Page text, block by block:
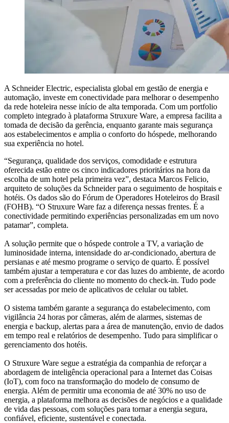
A Schneider Electric, especialista global em gestão de energia e
automação, investe em conectividade para melhorar o desempenho
da rede hoteleira nesse início de alta temporada. Com um portfolio
completo integrado à plataforma Struxure Ware, a empresa facilita a
tomada de decisão da gerência, enquanto garante mais segurança
aos estabelecimentos e amplia o conforto do hóspede, melhorando
sua experiência no hotel.
“Segurança, qualidade dos serviços, comodidade e estrutura
oferecida estão entre os cinco indicadores prioritários na hora da
escolha de um hotel pela primeira vez”, destaca Marcos Felicio,
arquiteto de soluções da Schneider para o seguimento de hospitais e
hotéis. Os dados são do Fórum de Operadores Hoteleiros do Brasil
(FOHB). “O Struxure Ware faz a diferença nessas frentes. É a
conectividade permitindo experiências personalizadas em um novo
patamar”, completa.
A solução permite que o hóspede controle a TV, a variação de
luminosidade interna, intensidade do ar-condicionado, abertura de
persianas e até mesmo programe o serviço de quarto. É possível
também ajustar a temperatura e cor das luzes do ambiente, de acordo
com a preferência do cliente no momento do check-in. Tudo pode
ser acessadas por meio de aplicativos de celular ou tablet.
O sistema também garante a segurança do estabelecimento, com
vigilância 24 horas por câmeras, além de alarmes, sistemas de
energia e backup, alertas para a área de manutenção, envio de dados
em tempo real e relatórios de desempenho. Tudo para simplificar o
gerenciamento dos hotéis.
O Struxure Ware segue a estratégia da companhia de reforçar a
abordagem de inteligência operacional para a Internet das Coisas
(IoT), com foco na transformação do modelo de consumo de
energia. Além de permitir uma economia de até 30% no uso de
energia, a plataforma melhora as decisões de negócios e a qualidade
de vida das pessoas, com soluções para tornar a energia segura,
confiável, eficiente, sustentável e conectada.